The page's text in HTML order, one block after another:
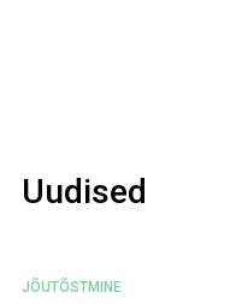
Uudised
JÕUTÕSTMINE